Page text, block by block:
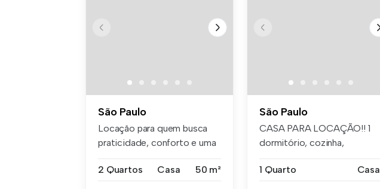
São Paulo
Locação para quem busca
praticidade, conforto e uma
2 Quartos
Casa 50 m²
São Paulo
CASA PARA LOCAÇÃO!! 1
dormitório, cozinha,
1 Quarto
Casa